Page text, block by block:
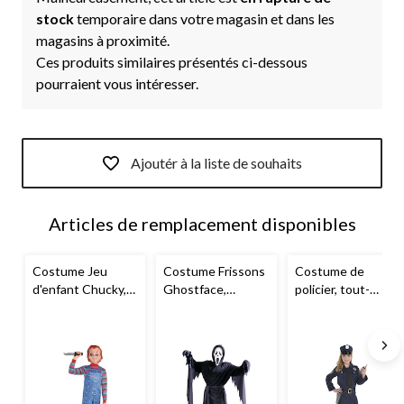
stocktemporaire dans votre magasin et dans les
magasins à proximité.
Ces produits similaires présentés ci-dessous
pourraient vous intéresser.
Ajoutér à la liste de souhaits
Articles de remplacement disponibles
Costume Jeu
d'enfant Chucky,
chemise/salopette
/masque, tailles
variées
Costume Frissons
Ghostface,
masque, tailles
variées
Costume de
policier, tout-
chemise/pantalon/
chapeau, tailles
variées